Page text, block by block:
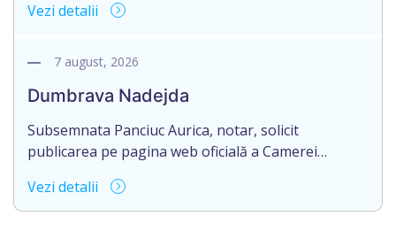
succesorale în urma decesului cet. BOSÎNCEANU
0991201351317, decedat/ă la data de 15.05.2021
Eliberarea certificatului de moștenitor este […]
Vezi detalii
7 august, 2026
Dumbrava Nadejda
Subsemnata Panciuc Aurica, notar, solicit
publicarea pe pagina web oficială a Camerei
deschiderea procedurii succesorale cu următorul
conținut: Informație privind deschiderea procedurii
Vezi detalii